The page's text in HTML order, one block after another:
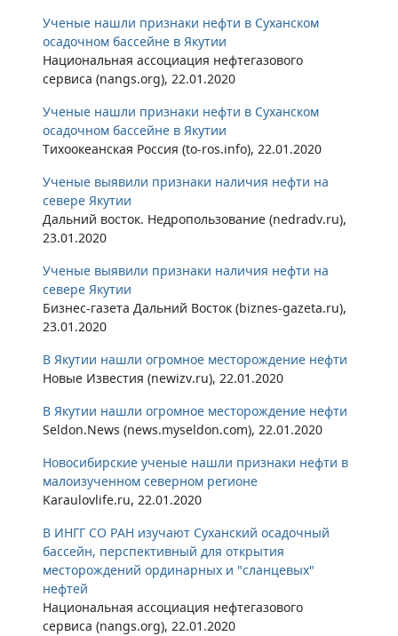
Ученые нашли признаки нефти в Суханском
осадочном бассейне в Якутии
Национальная ассоциация нефтегазового
сервиса (nangs.org), 22.01.2020
Ученые нашли признаки нефти в Суханском
осадочном бассейне в Якутии
Тихоокеанская Россия (to-ros.info), 22.01.2020
Ученые выявили признаки наличия нефти на
севере Якутии
Дальний восток. Недропользование (nedradv.ru),
23.01.2020
Ученые выявили признаки наличия нефти на
севере Якутии
Бизнес-газета Дальний Восток (biznes-gazeta.ru),
23.01.2020
В Якутии нашли огромное месторождение нефти
Новые Известия (newizv.ru), 22.01.2020
В Якутии нашли огромное месторождение нефти
Seldon.News (news.myseldon.com), 22.01.2020
Новосибирские ученые нашли признаки нефти в
малоизученном северном регионе
Karaulovlife.ru, 22.01.2020
В ИНГГ СО РАН изучают Суханский осадочный
бассейн, перспективный для открытия
месторождений ординарных и "сланцевых"
нефтей
Национальная ассоциация нефтегазового
сервиса (nangs.org), 22.01.2020